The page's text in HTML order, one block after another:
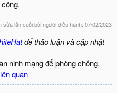
sửa lần cuối bởi người điều hành: 07/02/2023
để thảo luận và cập nhật
ninh mạng để phòng chống,
quan